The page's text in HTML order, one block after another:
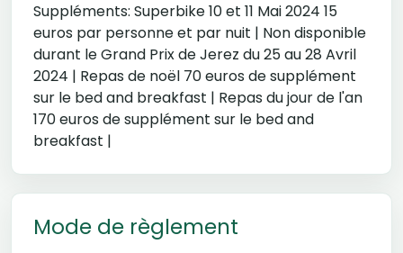
Suppléments: Superbike 10 et 11 Mai 2024 15
euros par personne et par nuit | Non disponible
durant le Grand Prix de Jerez du 25 au 28 Avril
2024 | Repas de noël 70 euros de supplément
sur le bed and breakfast | Repas du jour de l'an
170 euros de supplément sur le bed and
breakfast |
Mode de règlement